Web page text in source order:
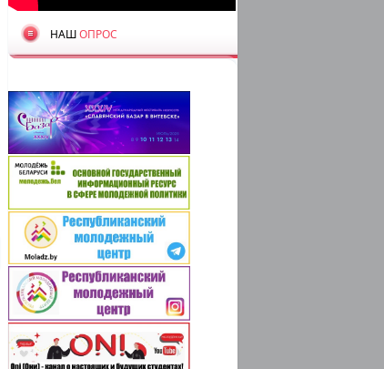
НАШОПРОС